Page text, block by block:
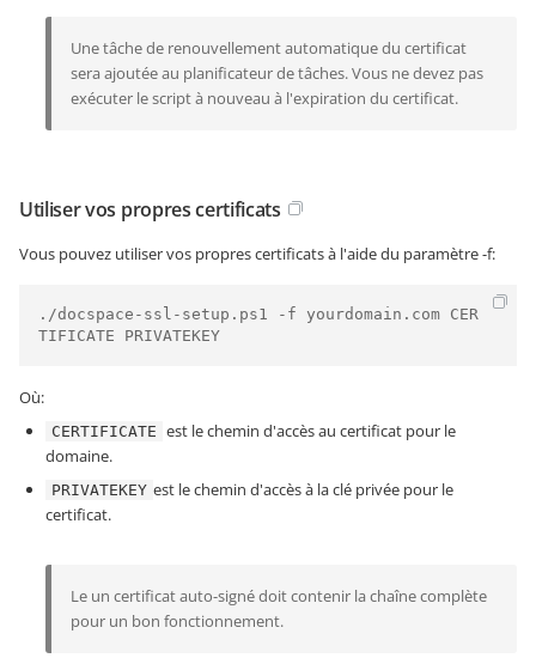
Une tâche de renouvellement automatique du certificat
sera ajoutée au planificateur de tâches. Vous ne devez pas
exécuter le script à nouveau à l'expiration du certificat.
Utiliser vos propres certificats
Vous pouvez utiliser vos propres certificats à l'aide du paramètre -f:
./docspace-ssl-setup.ps1 -f yourdomain.com CER
TIFICATE PRIVATEKEY
Où:
CERTIFICATE est le chemin d'accès au certificat pour le
domaine.
PRIVATEKEY est le chemin d'accès à la clé privée pour le
certificat.
Le un certificat auto-signé doit contenir la chaîne complète
pour un bon fonctionnement.